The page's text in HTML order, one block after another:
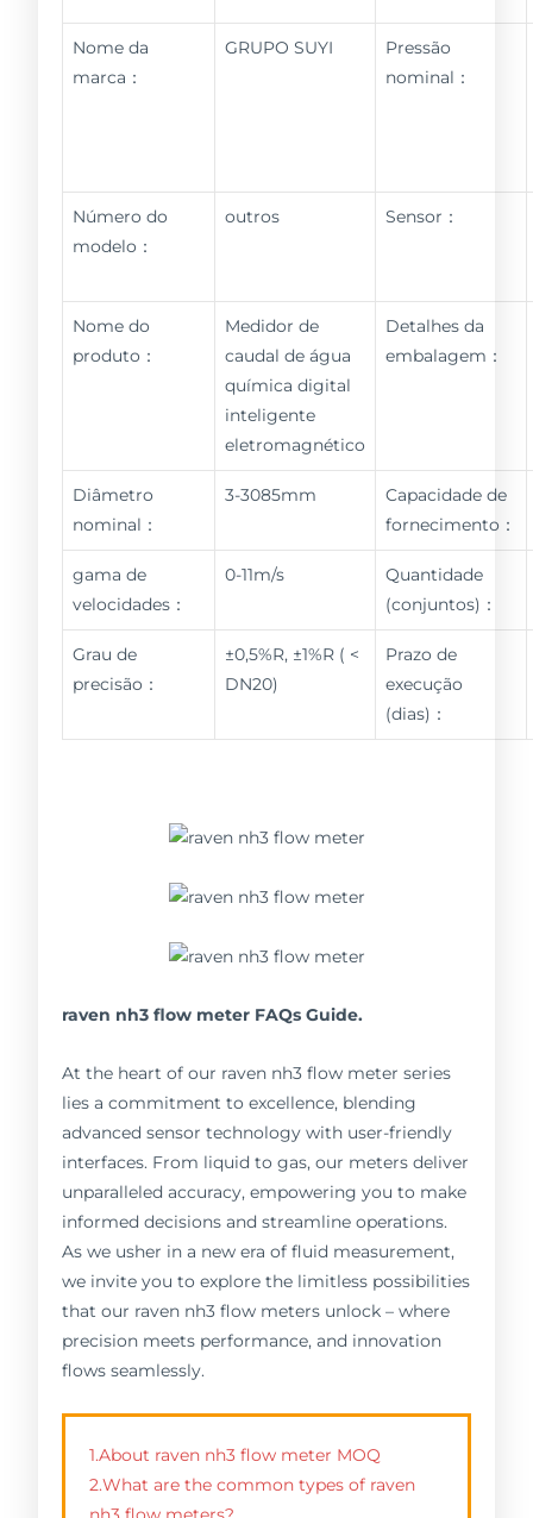
Nome da
marca：
GRUPO SUYI
Pressão
nominal：
Número do
modelo：
outros Sensor：
Nome do
produto：
Medidor de
caudal de água
química digital
inteligente
eletromagnético
Detalhes da
embalagem：
Diâmetro
nominal：
3-3085mm
Capacidade de
fornecimento：
gama de
velocidades：
0-11m/s
Quantidade
(conjuntos)：
Grau de
precisão：
±0,5%R, ±1%R ( <
DN20)
Prazo de
execução
(dias)：
raven nh3 flow meter FAQs Guide.
At the heart of our raven nh3 flow meter series
lies a commitment to excellence, blending
advanced sensor technology with user-friendly
interfaces. From liquid to gas, our meters deliver
unparalleled accuracy, empowering you to make
informed decisions and streamline operations.
As we usher in a new era of fluid measurement,
we invite you to explore the limitless possibilities
that our raven nh3 flow meters unlock – where
precision meets performance, and innovation
flows seamlessly.
1.About raven nh3 flow meter MOQ
2.What are the common types of raven